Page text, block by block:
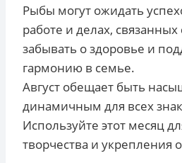
Рыбы могут ожидать
работе и делах,
забывать о здоровье и
гармонию в семье.
Август обещает быть
динамичным для всех
Используйте этот месяц
творчества и укрепления